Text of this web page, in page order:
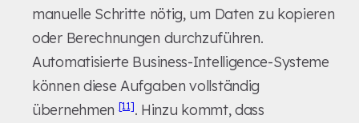
manuelle Schritte nötig, um Daten zu kopieren
oder Berechnungen durchzuführen.
Automatisierte Business-Intelligence-Systeme
können diese Aufgaben vollständig
übernehmen[11]. Hinzu kommt, dass